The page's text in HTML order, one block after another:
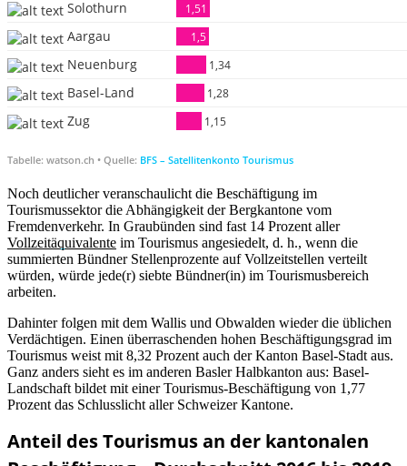
Noch deutlicher veranschaulicht die Beschäftigung im
Tourismussektor die Abhängigkeit der Bergkantone vom
Fremdenverkehr. In Graubünden sind fast 14 Prozent aller
Vollzeitäquivalente im Tourismus angesiedelt, d. h., wenn die
summierten Bündner Stellenprozente auf Vollzeitstellen verteilt
würden, würde jede(r) siebte Bündner(in) im Tourismusbereich
arbeiten.
Dahinter folgen mit dem Wallis und Obwalden wieder die üblichen
Verdächtigen. Einen überraschenden hohen Beschäftigungsgrad im
Tourismus weist mit 8,32 Prozent auch der Kanton Basel-Stadt aus.
Ganz anders sieht es im anderen Basler Halbkanton aus: Basel-
Landschaft bildet mit einer Tourismus-Beschäftigung von 1,77
Prozent das Schlusslicht aller Schweizer Kantone.